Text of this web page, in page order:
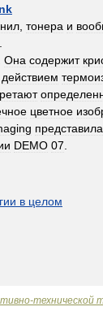
тонера и
Она содержит
действием
цветное
представила
DEMO 07
в целом
-технической